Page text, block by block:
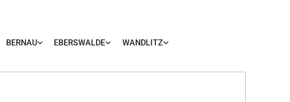
BERNAU EBERSWALDE WANDLITZ